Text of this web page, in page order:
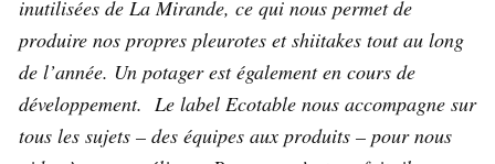
inutilisées de La Mirande, ce qui nous permet de
produire nos propres pleurotes et shiitakes tout au long
de l’année. Un potager est également en cours de
développement. Le label Ecotable nous accompagne sur
tous les sujets – des équipes aux produits – pour nous